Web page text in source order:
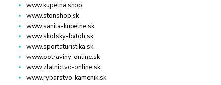
www.kupelna.shop
www.stonshop.sk
www.sanita-kupelne.sk
www.skolsky-batoh.sk
www.sportaturistika.sk
www.potraviny-online.sk
www.zlatnictvo-online.sk
www.rybarstvo-kamenik.sk